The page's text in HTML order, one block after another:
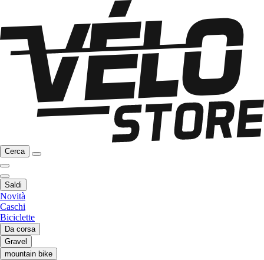
Cerca
Saldi
Novità
Caschi
Biciclette
Da corsa
Gravel
mountain bike